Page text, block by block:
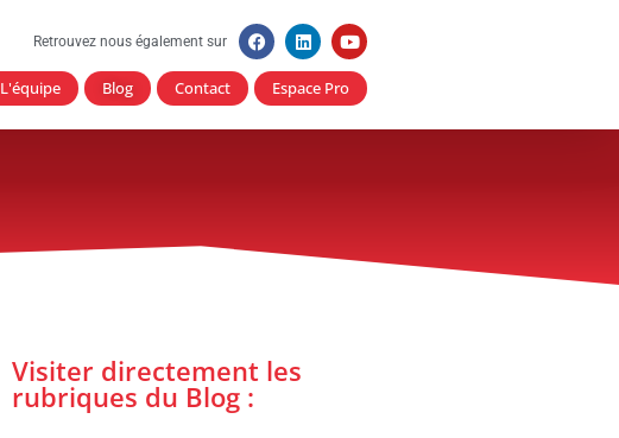
Retrouvez nous également sur
L'équipe Blog Contact Espace Pro
Visiter directement les
rubriques du Blog :